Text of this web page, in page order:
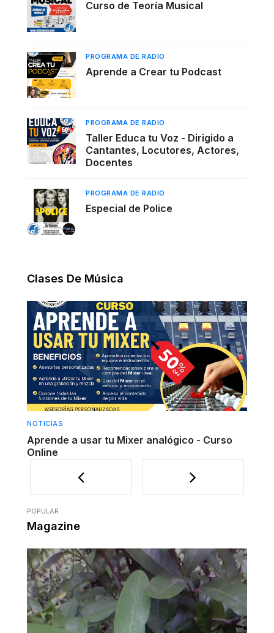
Curso de Teoría Musical
PROGRAMA DE RADIO
Aprende a Crear tu Podcast
PROGRAMA DE RADIO
Taller Educa tu Voz - Dirigido a
Cantantes, Locutores, Actores,
Docentes
PROGRAMA DE RADIO
Especial de Police
Clases De Música
- Curso Clases Privadas de Música [4
POPULAR
Magazine